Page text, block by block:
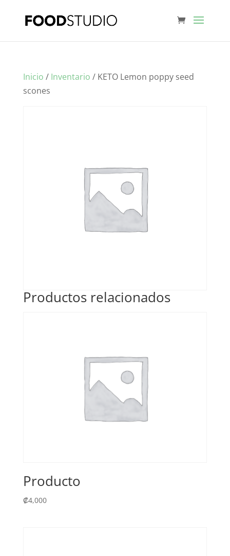
Inicio / Inventario / KETO Lemon poppy seed
scones
Productos relacionados
Producto
₡4,000